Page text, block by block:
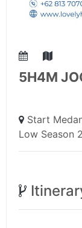
5H4M
Start
Low Season